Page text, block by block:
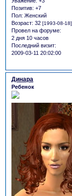
Позитив: +7
Пол: Женский
Возраст: 32 [1993-08-18]
Провел на форуме:
2 дня 10 часов
Последний визит:
2009-03-11 20:02:00
Динара
Ребенок